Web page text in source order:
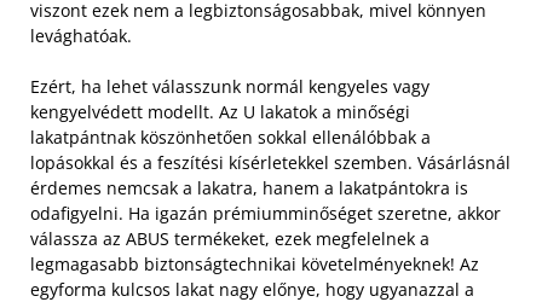
viszont ezek nem a legbiztonságosabbak, mivel könnyen
levághatóak.
Ezért, ha lehet válasszunk normál kengyeles vagy
kengyelvédett modellt. Az U lakatok a minőségi
lakatpántnak köszönhetően sokkal ellenálóbbak a
lopásokkal és a feszítési kísérletekkel szemben. Vásárlásnál
érdemes nemcsak a lakatra, hanem a lakatpántokra is
odafigyelni. Ha igazán prémiumminőséget szeretne, akkor
válassza az ABUS termékeket, ezek megfelelnek a
legmagasabb biztonságtechnikai követelményeknek! Az
egyforma kulcsos lakat nagy előnye, hogy ugyanazzal a